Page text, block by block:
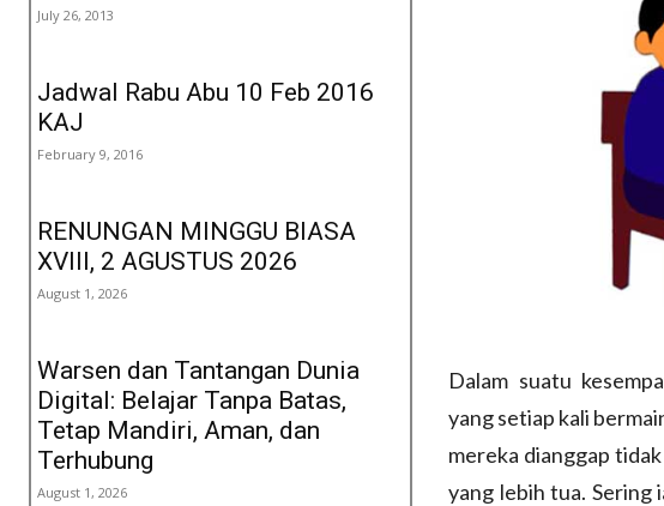
July 26, 2013
Jadwal Rabu Abu 10 Feb 2016
KAJ
February 9, 2016
RENUNGAN MINGGU BIASA
XVIII, 2 AGUSTUS 2026
August 1, 2026
Warsen dan Tantangan Dunia
Digital: Belajar Tanpa Batas,
Tetap Mandiri, Aman, dan
Terhubung
August 1, 2026
Dalam suatu
yang setiap kali
mereka dianggap
yang lebih tua. Sering